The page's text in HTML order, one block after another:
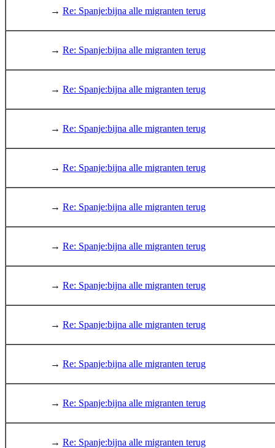
→ Re: Spanje:bijna alle migranten terug
→ Re: Spanje:bijna alle migranten terug
→ Re: Spanje:bijna alle migranten terug
→ Re: Spanje:bijna alle migranten terug
→ Re: Spanje:bijna alle migranten terug
→ Re: Spanje:bijna alle migranten terug
→ Re: Spanje:bijna alle migranten terug
→ Re: Spanje:bijna alle migranten terug
→ Re: Spanje:bijna alle migranten terug
→ Re: Spanje:bijna alle migranten terug
→ Re: Spanje:bijna alle migranten terug
→ Re: Spanje:bijna alle migranten terug